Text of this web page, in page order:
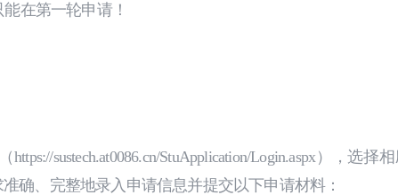
在第一轮申请！
sustech.at0086.cn/StuApplication/Login.aspx），选择
确、完整地录入申请信息并提交以下申请材料：